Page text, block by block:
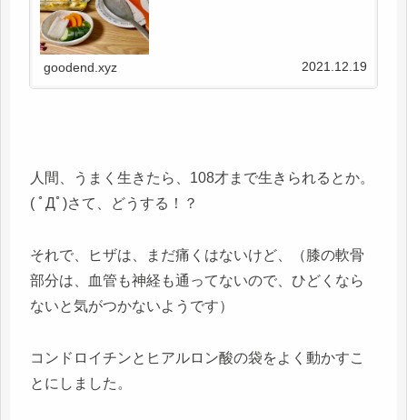
goodend.xyz 2021.12.19
人間、うまく生きたら、108才まで生きられるとか。
( ﾟДﾟ)さて、どうする！？
それで、ヒザは、まだ痛くはないけど、（膝の軟骨
部分は、血管も神経も通ってないので、ひどくなら
ないと気がつかないようです）
コンドロイチンとヒアルロン酸の袋をよく動かすこ
とにしました。